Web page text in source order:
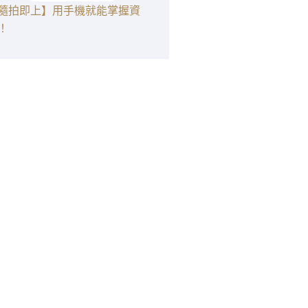
拍即上】用手機就能掌握資